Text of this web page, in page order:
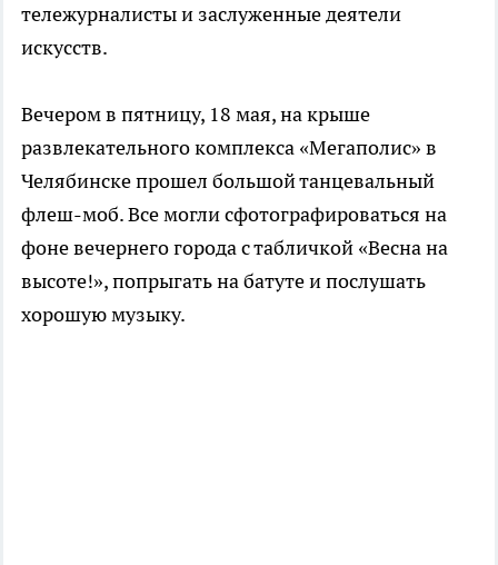
тележурналисты и заслуженные деятели
искусств.
Вечером в пятницу, 18 мая, на крыше
развлекательного комплекса «Мегаполис» в
Челябинске прошел большой танцевальный
флеш-моб. Все могли сфотографироваться на
фоне вечернего города с табличкой «Весна на
высоте!», попрыгать на батуте и послушать
хорошую музыку.